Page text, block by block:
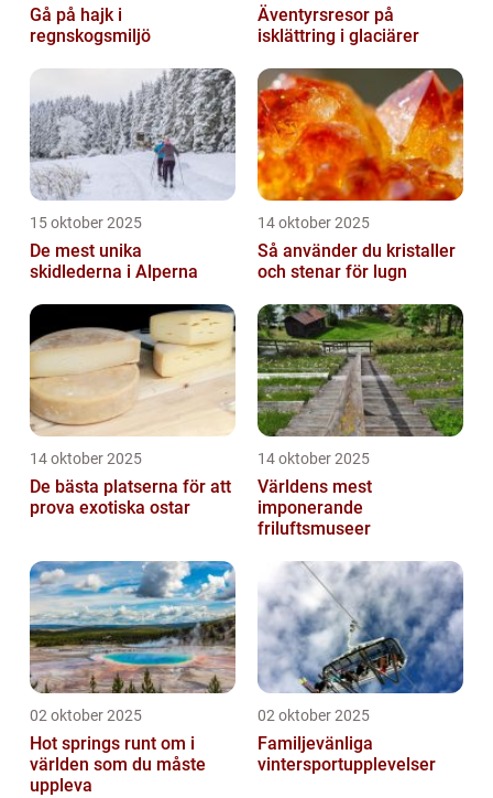
Gå på hajk i
regnskogsmiljö
Äventyrsresor på
isklättring i glaciärer
15 oktober 2025
De mest unika
skidlederna i Alperna
14 oktober 2025
Så använder du kristaller
och stenar för lugn
14 oktober 2025
De bästa platserna för att
prova exotiska ostar
14 oktober 2025
Världens mest
imponerande
friluftsmuseer
02 oktober 2025
Hot springs runt om i
världen som du måste
uppleva
02 oktober 2025
Familjevänliga
vintersportupplevelser